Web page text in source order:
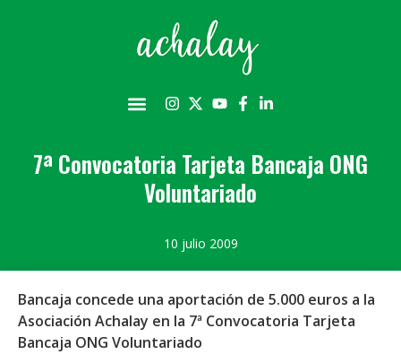
7ª Convocatoria Tarjeta Bancaja ONG
Voluntariado
10 julio 2009
Bancaja concede una aportación de 5.000 euros a la
Asociación Achalay en la 7ª Convocatoria Tarjeta
Bancaja ONG Voluntariado